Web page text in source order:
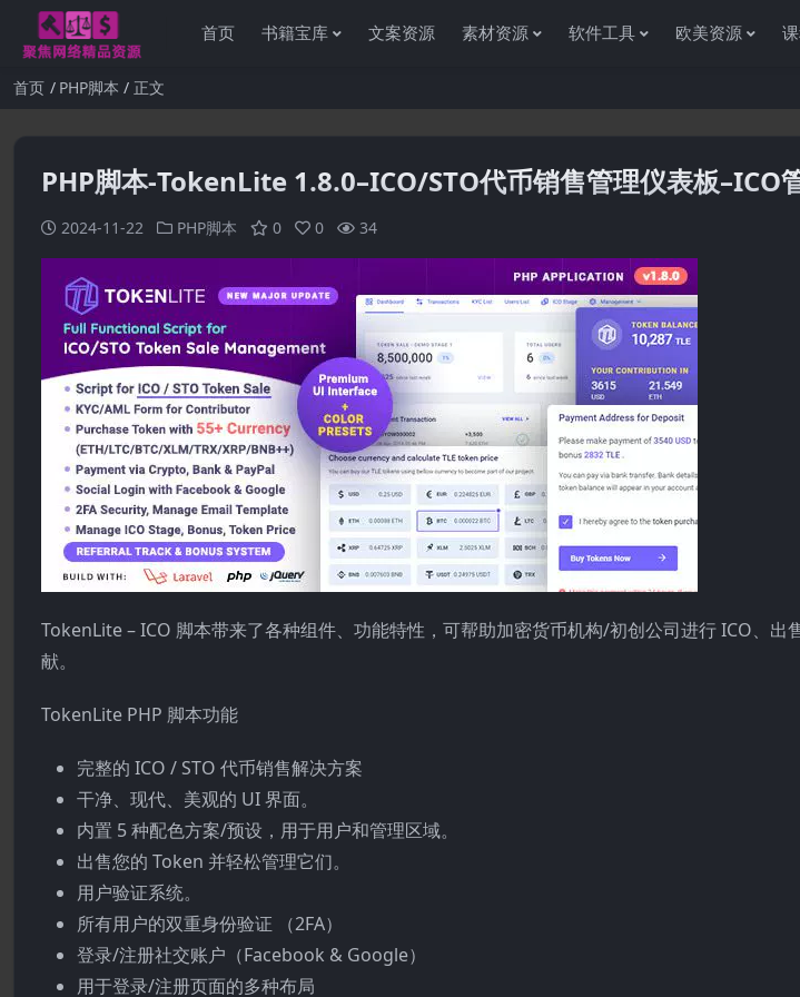
首页 书籍宝库 文案资源 素材资源 软件工具 欧美资源
首页 PHP脚本 正文
PHP脚本-TokenLite 1.8.0–ICO/STO代币销售管理仪表板–ICO
2024-11-22 PHP脚本 0 0 34
TokenLite – ICO 脚本带来了各种组件、功能特性，可帮助加密货币机构/初创公司进行 ICO、出
献。
TokenLite PHP 脚本功能
完整的 ICO / STO 代币销售解决方案
干净、现代、美观的 UI 界面。
内置 5 种配色方案/预设，用于用户和管理区域。
出售您的 Token 并轻松管理它们。
用户验证系统。
所有用户的双重身份验证 （2FA）
登录/注册社交账户（Facebook & Google）
用于登录/注册页面的多种布局
感谢您访问资源杂货铺